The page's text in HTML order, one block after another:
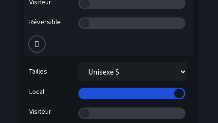
Visiteur
Réversible
Tailles
Local
Visiteur